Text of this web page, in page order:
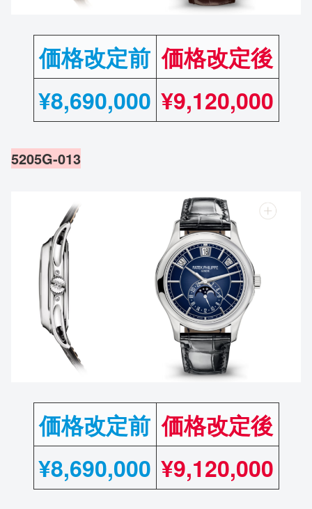
価格改定前 価格改定後
¥8,690,000 ¥9,120,000
5205G-013
価格改定前 価格改定後
¥8,690,000 ¥9,120,000